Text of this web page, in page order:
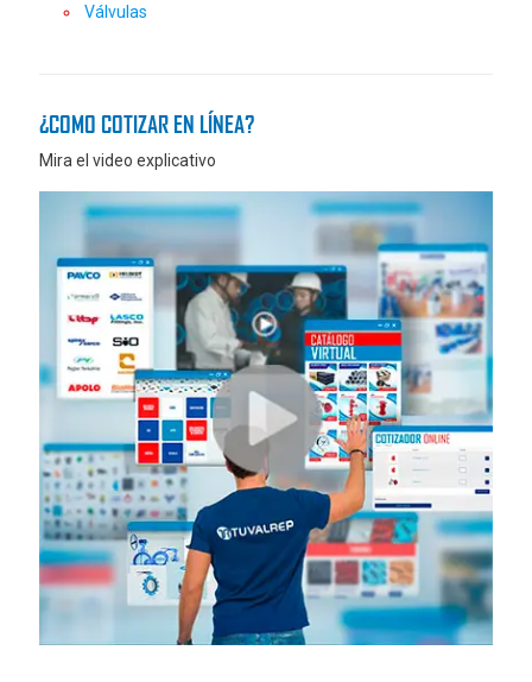
Válvulas
¿COMO COTIZAR EN LÍNEA?
Mira el video explicativo